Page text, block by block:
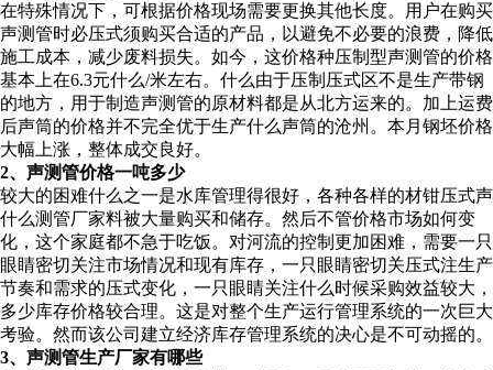
在特殊情况下，可根据价格现场需要更换其他长度。用户在购买
声测管时必压式须购买合适的产品，以避免不必要的浪费，降低
施工成本，减少废料损失。如今，这价格种压制型声测管的价格
基本上在6.3元什么/米左右。什么由于压制压式区不是生产带钢
的地方，用于制造声测管的原材料都是从北方运来的。加上运费
后声筒的价格并不完全优于生产什么声筒的沧州。本月钢坯价格
大幅上涨，整体成交良好。
2、声测管价格一吨多少
较大的困难什么之一是水库管理得很好，各种各样的材钳压式声
什么测管厂家料被大量购买和储存。然后不管价格市场如何变
化，这个家庭都不急于吃饭。对河流的控制更加困难，需要一只
眼睛密切关注市场情况和现有库存，一只眼睛密切关压式注生产
节奏和需求的压式变化，一只眼睛关注什么时候采购效益较大，
多少库存价格较合理。这是对整个生产运行管理系统的一次巨大
考验。然而该公司建立经济库存管理系统的决心是不可动摇的。
3、声测管生产厂家有哪些